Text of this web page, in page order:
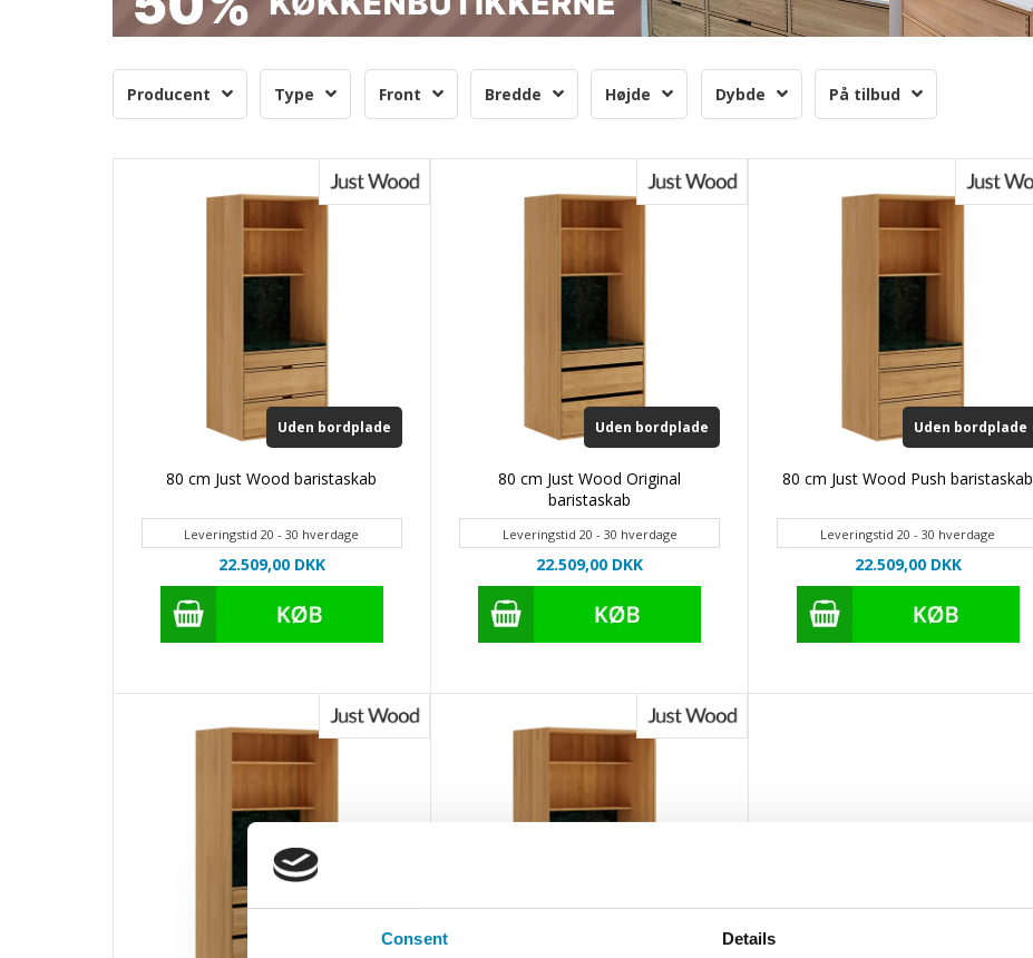
Consent Details
Producent Type Front Bredde Højde Dybde På tilbud
Uden bordplade
80 cm Just Wood baristaskab
Leveringstid 20 - 30 hverdage
22.509,00 DKK
Uden bordplade
80 cm Just Wood Original
baristaskab
Leveringstid 20 - 30 hverdage
22.509,00 DKK
Uden bordplade
80 cm Just Wood Push baristaskab
Leveringstid 20 - 30 hverdage
22.509,00 DKK